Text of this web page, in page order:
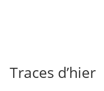
Traces d’hier